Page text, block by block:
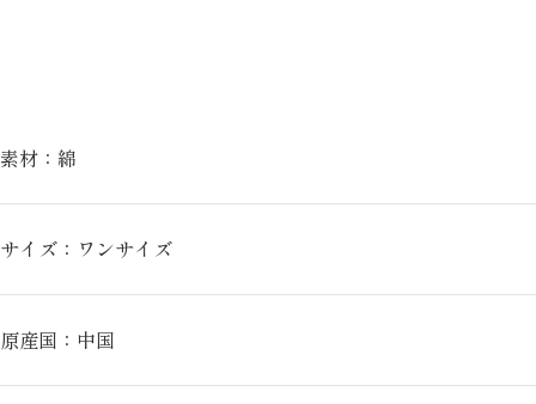
素材：綿
サイズ：ワンサイズ
原産国：中国